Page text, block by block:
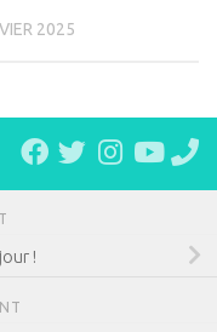
2025
!